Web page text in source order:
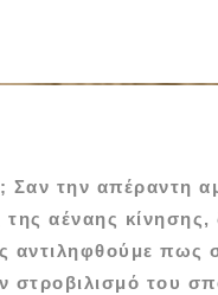
την απέραντη
αέναης κίνησης,
αντιληφθούμε πως
στροβιλισμό του